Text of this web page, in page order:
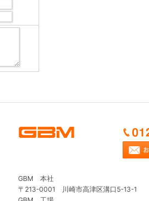
GBM 本社
〒213-0001 川崎市高津区溝口5-13-1